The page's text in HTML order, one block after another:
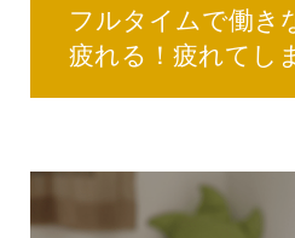
フルタイムで働き
疲れる！疲れてし